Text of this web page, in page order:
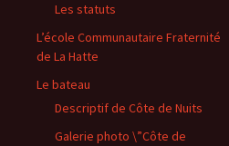
Les statuts
L’école Communautaire Fraternité
de La Hatte
Le bateau
Descriptif de Côte de Nuits
Galerie photo \”Côte de